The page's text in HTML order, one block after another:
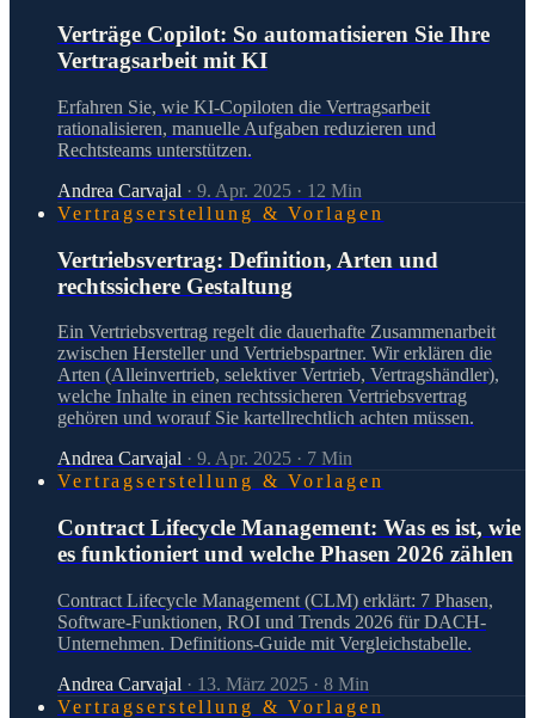
Verträge Copilot: So automatisieren Sie Ihre
Vertragsarbeit mit KI
Erfahren Sie, wie KI-Copiloten die Vertragsarbeit
rationalisieren, manuelle Aufgaben reduzieren und
Rechtsteams unterstützen.
Andrea Carvajal · 9. Apr. 2025 · 12 Min
Vertragserstellung & Vorlagen
Vertriebsvertrag: Definition, Arten und
rechtssichere Gestaltung
Ein Vertriebsvertrag regelt die dauerhafte Zusammenarbeit
zwischen Hersteller und Vertriebspartner. Wir erklären die
Arten (Alleinvertrieb, selektiver Vertrieb, Vertragshändler),
welche Inhalte in einen rechtssicheren Vertriebsvertrag
gehören und worauf Sie kartellrechtlich achten müssen.
Andrea Carvajal · 9. Apr. 2025 · 7 Min
Vertragserstellung & Vorlagen
Contract Lifecycle Management: Was es ist, wie
es funktioniert und welche Phasen 2026 zählen
Contract Lifecycle Management (CLM) erklärt: 7 Phasen,
Software-Funktionen, ROI und Trends 2026 für DACH-
Unternehmen. Definitions-Guide mit Vergleichstabelle.
Andrea Carvajal · 13. März 2025 · 8 Min
Vertragserstellung & Vorlagen